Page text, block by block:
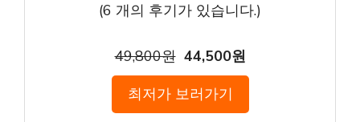
(6 개의 후기가 있습니다.)
49,800원 44,500원
최저가 보러가기